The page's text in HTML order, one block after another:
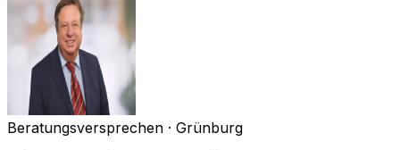
Beratungsversprechen · Grünburg